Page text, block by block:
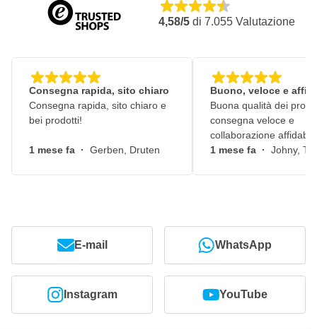
4,58/5 di 7.055 Valutazione
Consegna rapida, sito chiaro
Consegna rapida, sito chiaro e
bei prodotti!
1 mese fa · Gerben, Druten
Buono, veloce e
Buona qualità dei
consegna veloce e
collaborazione
1 mese fa · Johny,
E-mail WhatsApp
Instagram YouTube